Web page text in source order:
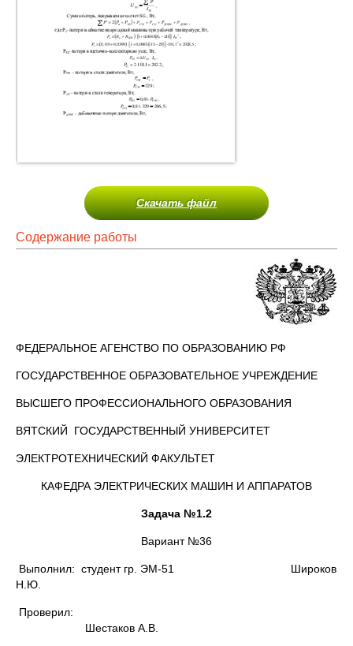
Скачать файл
Содержание работы
ФЕДЕРАЛЬНОЕ АГЕНСТВО ПО ОБРАЗОВАНИЮ РФ
ГОСУДАРСТВЕННОЕ ОБРАЗОВАТЕЛЬНОЕ УЧРЕЖДЕНИЕ
ВЫСШЕГО ПРОФЕССИОНАЛЬНОГО ОБРАЗОВАНИЯ
ВЯТСКИЙ ГОСУДАРСТВЕННЫЙ УНИВЕРСИТЕТ
ЭЛЕКТРОТЕХНИЧЕСКИЙ ФАКУЛЬТЕТ
КАФЕДРА ЭЛЕКТРИЧЕСКИХ МАШИН И АППАРАТОВ
Задача №1.2
Вариант №36
Выполнил: студент гр. ЭМ-51 Широков
Н.Ю.
Проверил:
Шестаков А.В.